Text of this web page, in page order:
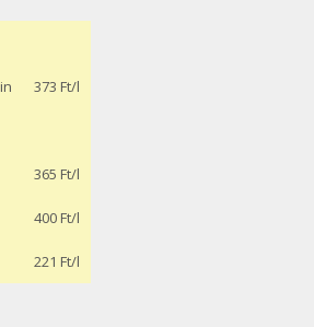
373 Ft/l
365 Ft/l
400 Ft/l
221 Ft/l